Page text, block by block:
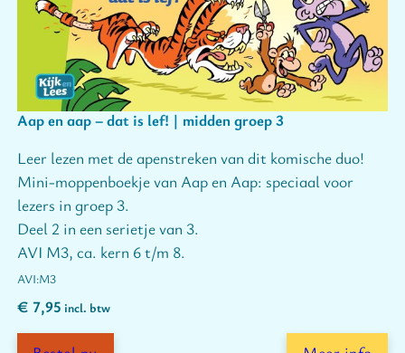
Aap en aap – dat is lef! | midden groep 3
Leer lezen met de apenstreken van dit komische duo!
Mini-moppenboekje van Aap en Aap: speciaal voor
lezers in groep 3.
Deel 2 in een serietje van 3.
AVI M3, ca. kern 6 t/m 8.
M3
€ 7,95 incl. btw